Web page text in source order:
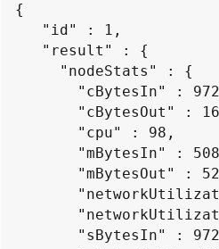
{